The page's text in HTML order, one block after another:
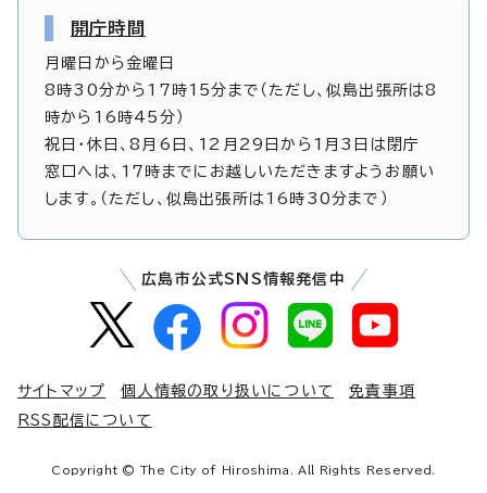
開庁時間
月曜日から金曜日
8時30分から17時15分まで（ただし、似島出張所は8
時から16時45分）
祝日・休日、8月6日、12月29日から1月3日は閉庁
窓口へは、17時までにお越しいただきますようお願い
します。（ただし、似島出張所は16時30分まで）
広島市公式SNS情報発信中
サイトマップ 個人情報の取り扱いについて
免責事項
RSS配信について
Copyright © The City of Hiroshima. All Rights Reserved.